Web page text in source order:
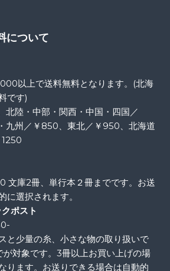
について
以上で送料無料となります。(北海
です)
北陸・中部・関西・中国・四国／
九州／￥850、東北／￥950、北海道
文庫2冊、単行本２冊までです。お送
に選択されます。
ポスト
と少量の糸、小さな物の取り扱いで
対象です。3冊以上お買い上げの場
ります。お送りできる場合は自動的